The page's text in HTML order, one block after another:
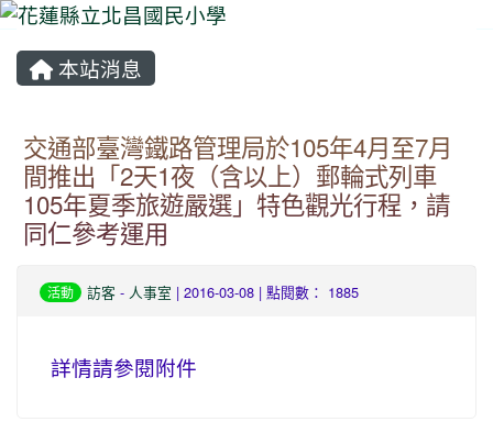
本站消息
交通部臺灣鐵路管理局於105年4月至7月
間推出「2天1夜（含以上）郵輪式列車
105年夏季旅遊嚴選」特色觀光行程，請
同仁參考運用
活動 訪客 - 人事室 | 2016-03-08 | 點閱數： 1885
詳情請參閱附件